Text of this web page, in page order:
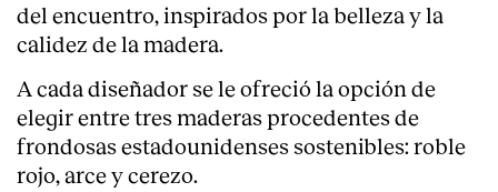
del encuentro, inspirados por la belleza y la
calidez de la madera.
A cada diseñador se le ofreció la opción de
elegir entre tres maderas procedentes de
frondosas estadounidenses sostenibles: roble
rojo, arce y cerezo.